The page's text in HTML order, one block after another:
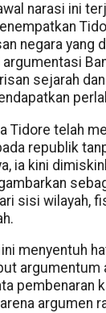
narasi ini
negara yang
sejarah
Tidore telah
republik
ia kini
sisi wilayah,
menyentuh
pembenaran
argumen